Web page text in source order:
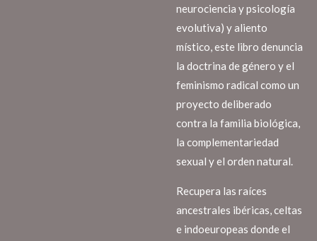
neurociencia y psicología
evolutiva) y aliento
místico, este libro denuncia
la doctrina de género y el
feminismo radical como un
proyecto deliberado
contra la familia biológica,
la complementariedad
sexual y el orden natural.
Recupera las raíces
ancestrales ibéricas, celtas
e indoeuropeas donde el